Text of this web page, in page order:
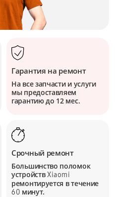
Гарантия на ремонт
На все запчасти и услуги
мы предоставляем
гарантию до 12 мес.
Срочный ремонт
Большинство поломок
устройствXiaomi
ремонтируется в течение
60 минут.